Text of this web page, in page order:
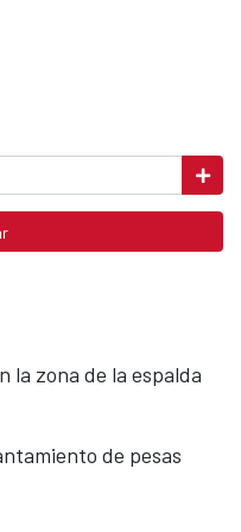
la zona de la espalda
de pesas